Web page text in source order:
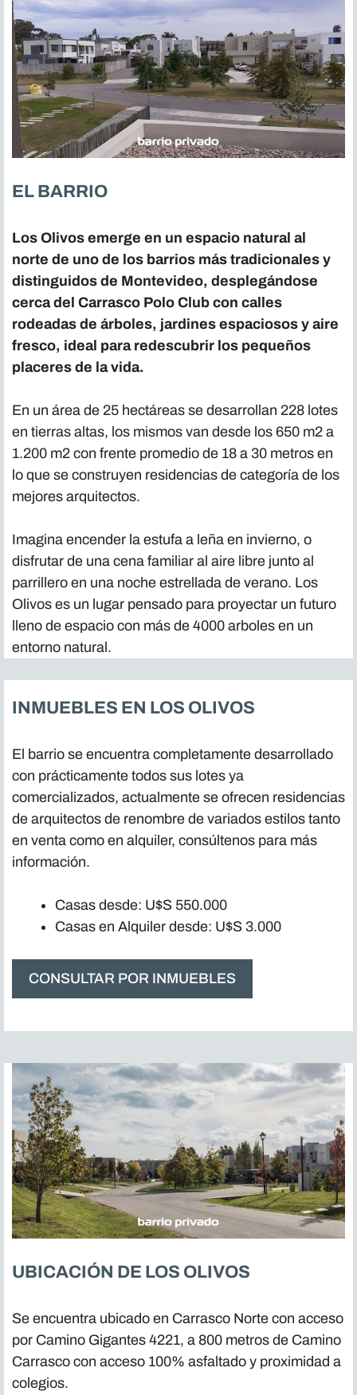
EL BARRIO
Los Olivos emerge en un espacio natural al
norte de uno de los barrios más tradicionales y
distinguidos de Montevideo, desplegándose
cerca del Carrasco Polo Club con calles
rodeadas de árboles, jardines espaciosos y aire
fresco, ideal para redescubrir los pequeños
placeres de la vida.
En un área de 25 hectáreas se desarrollan 228 lotes
en tierras altas, los mismos van desde los 650 m2 a
1.200 m2 con frente promedio de 18 a 30 metros en
lo que se construyen residencias de categoría de los
mejores arquitectos.
Imagina encender la estufa a leña en invierno, o
disfrutar de una cena familiar al aire libre junto al
parrillero en una noche estrellada de verano. Los
Olivos es un lugar pensado para proyectar un futuro
lleno de espacio con más de 4000 arboles en un
entorno natural.
INMUEBLES EN LOS OLIVOS
El barrio se encuentra completamente desarrollado
con prácticamente todos sus lotes ya
comercializados, actualmente se ofrecen residencias
de arquitectos de renombre de variados estilos tanto
en venta como en alquiler, consúltenos para más
información.
Casas desde: U$S 550.000
Casas en Alquiler desde: U$S 3.000
CONSULTAR POR INMUEBLES
UBICACIÓN DE LOS OLIVOS
Se encuentra ubicado en Carrasco Norte con acceso
por Camino Gigantes 4221, a 800 metros de Camino
Carrasco con acceso 100% asfaltado y proximidad a
colegios.